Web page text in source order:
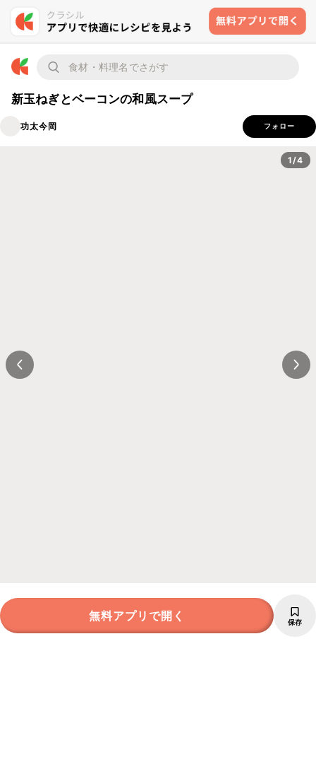
新玉ねぎとベーコンの和風スープ
功太今岡 フォロー
1/4
無料アプリで開く 保存